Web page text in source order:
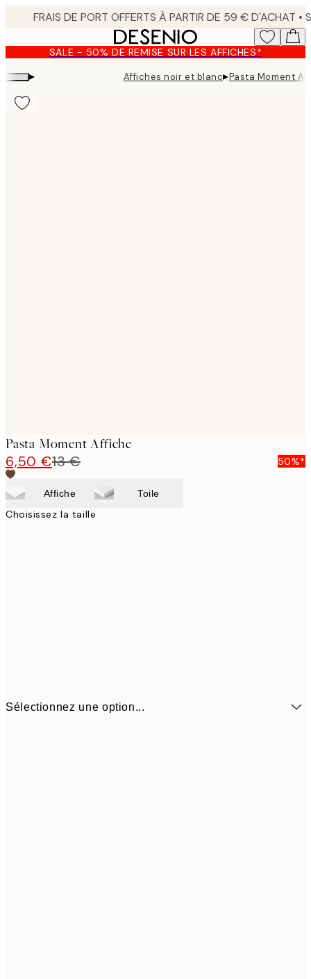
content.SALE - 50% DE REMISE SUR LES AFFICHES*
▸ Affiches noir et blanc▸Pasta Moment
Pasta Moment Affiche
6,50 €13 € 50%*
Affiche Toile
Choisissez la taille
Sélectionnez une option...